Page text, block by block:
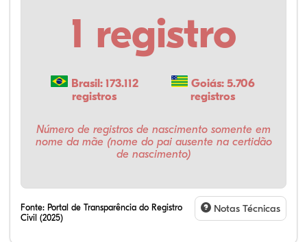
1 registro
Brasil: 173.112
registros
Goiás: 5.706
registros
Número de registros de nascimento somente em
nome da mãe (nome do pai ausente na certidão
de nascimento)
Fonte: Portal de Transparência do Registro
Civil (2025)
Notas Técnicas